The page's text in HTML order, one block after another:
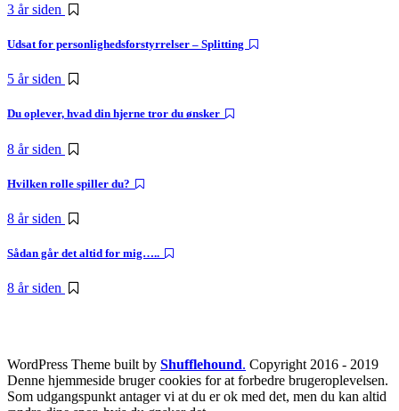
3 år siden
Udsat for personlighedsforstyrrelser – Splitting
5 år siden
Du oplever, hvad din hjerne tror du ønsker
8 år siden
Hvilken rolle spiller du?
8 år siden
Sådan går det altid for mig…..
8 år siden
WordPress Theme built by Shufflehound. Copyright 2016 - 2019
Denne hjemmeside bruger cookies for at forbedre brugeroplevelsen.
Som udgangspunkt antager vi at du er ok med det, men du kan altid